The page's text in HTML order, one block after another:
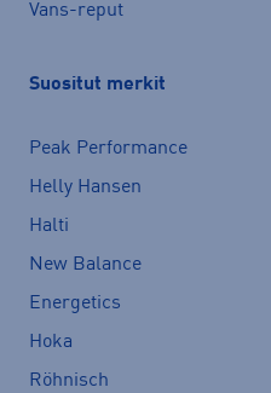
Vans-reput
Suositut merkit
Peak Performance
Helly Hansen
Halti
New Balance
Energetics
Hoka
Röhnisch